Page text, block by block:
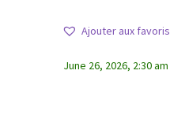
Ajouter aux favoris
June 26, 2026, 2:30 am